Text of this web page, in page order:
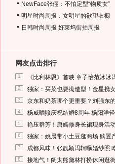
NewFace张俪：不怕定型“物质女”
明星时尚周报：女明星的欲望衣橱
日韩时尚周报 好莱坞街拍周报
网友点击排行
1 《比利林恩》首映 章子怡范冰冰
2 独家：买菜也要拗造型！金星携
3 京东和奶茶哪个更重要？刘强东
4 杨威晒照庆祝结婚8周年 杨阳洋
5 艳压群芳！唐嫣修身长裙现身活
6 独家：姚晨带小土豆逛商场 购置
7 成都风味！张靓颖冯轲曝婚纱照
8 接地气！阔太熊黛林打扮休闲逛